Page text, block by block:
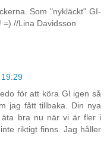
Som "nykläckt" GI-
//Lina Davidsson
för att köra GI igen så
jag fått tillbaka. Din nya
bra nu när vi är fler i
riktigt finns. Jag håller